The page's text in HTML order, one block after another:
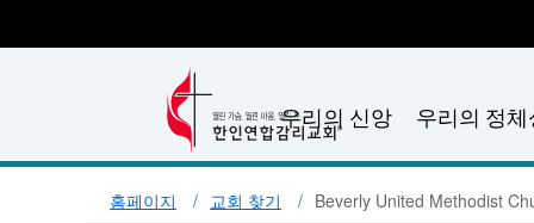
우리의 신앙 우리의 정체
홈페이지 교회 찾기 Beverly United Methodist